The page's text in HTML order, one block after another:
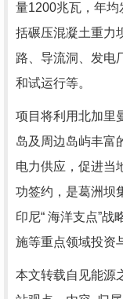
量1200兆瓦，年
括碾压混凝土重力
路、导流洞、发电
和试运行等。
项目将利用北加里
岛及周边岛屿丰富
电力供应，促进当
功签约，是葛洲坝
印尼“ 海洋支点”
施等重点领域投资
本文转载自见能源